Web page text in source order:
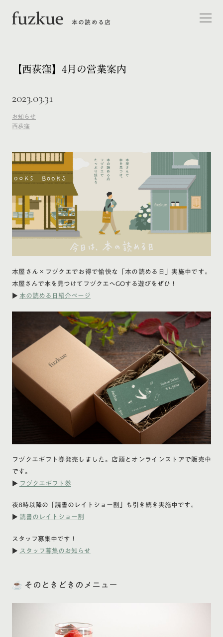
本の読める店
【西荻窪】4月の営業案内
2023.03.31
お知らせ
西荻窪
本屋さん×フヅクエでお得で愉快な「本の読める日」実施中です。
本屋さんで本を見つけてフヅクエへGOする遊びをぜひ！
▶ 本の読める日紹介ページ
フヅクエギフト券発売しました。店頭とオンラインストアで販売中
です。
▶ フヅクエギフト券
夜8時以降の「読書のレイトショー割」も引き続き実施中です。
▶ 読書のレイトショー割
スタッフ募集中です！
▶ スタッフ募集のお知らせ
☕ そのときどきのメニュー